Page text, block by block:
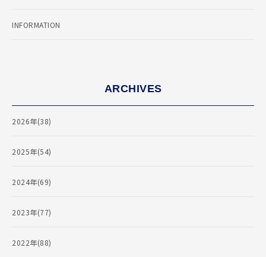
INFORMATION
ARCHIVES
2026年(38)
2025年(54)
2024年(69)
2023年(77)
2022年(88)